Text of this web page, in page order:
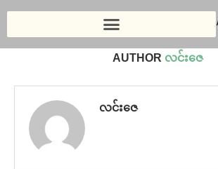
AUTHOR လင်းဇေ
လင်းဇေ